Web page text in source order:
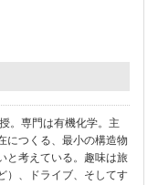
。専門は有機化学。主
につくる、最小の構造物
と考えている。趣味は旅
）、ドライブ、そしてす